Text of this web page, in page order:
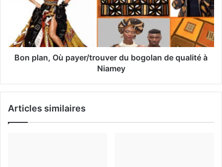
Bon plan, Où payer/trouver du bogolan de qualité à
Niamey
Articles similaires